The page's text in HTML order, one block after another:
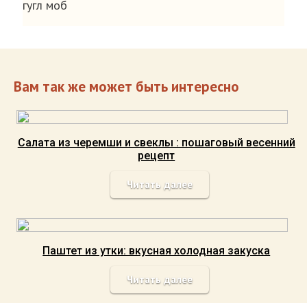
гугл моб
Вам так же может быть интересно
Салата из черемши и свеклы : пошаговый весенний
рецепт
Читать далее
Паштет из утки: вкусная холодная закуска
Читать далее